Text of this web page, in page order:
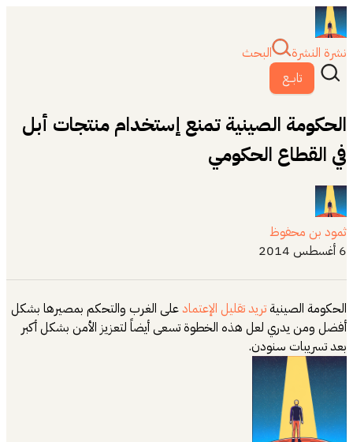
نشرة النشرة
البحث
تابــع
الحكومة الصينية تمنع إستخدام منتجات أبل
في القطاع الحكومي
ثمود بن محفوظ
6 أغسطس 2014
الحكومة الصينية تريد تقليل الإعتمادعلى الغرب والتحكم بمصيرها بشكل
أفضل ومن يدري لعل هذه الخطوة تسعى أيضاً لتعزيز الأمن بشكل أكبر
بعد تسريبات سنودن.